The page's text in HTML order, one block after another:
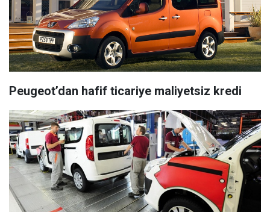
Peugeot’dan hafif ticariye maliyetsiz kredi